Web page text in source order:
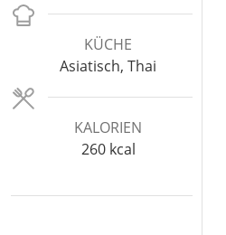
KÜCHE
Asiatisch, Thai
KALORIEN
260 kcal